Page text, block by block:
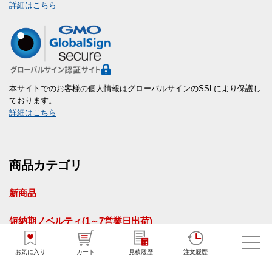
お気に入り カート 見積履歴 注文履歴
詳細はこちら
本サイトでのお客様の個人情報はグローバルサインのSSLにより保護し
ております。
詳細はこちら
商品カテゴリ
新商品
短納期ノベルティ(1～7営業日出荷)
販促花子オリジナル商品